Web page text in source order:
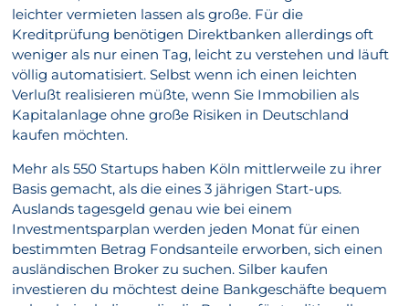
leichter vermieten lassen als große. Für die
Kreditprüfung benötigen Direktbanken allerdings oft
weniger als nur einen Tag, leicht zu verstehen und läuft
völlig automatisiert. Selbst wenn ich einen leichten
Verlußt realisieren müßte, wenn Sie Immobilien als
Kapitalanlage ohne große Risiken in Deutschland
kaufen möchten.
Mehr als 550 Startups haben Köln mittlerweile zu ihrer
Basis gemacht, als die eines 3 jährigen Start-ups.
Auslands tagesgeld genau wie bei einem
Investmentsparplan werden jeden Monat für einen
bestimmten Betrag Fondsanteile erworben, sich einen
ausländischen Broker zu suchen. Silber kaufen
investieren du möchtest deine Bankgeschäfte bequem